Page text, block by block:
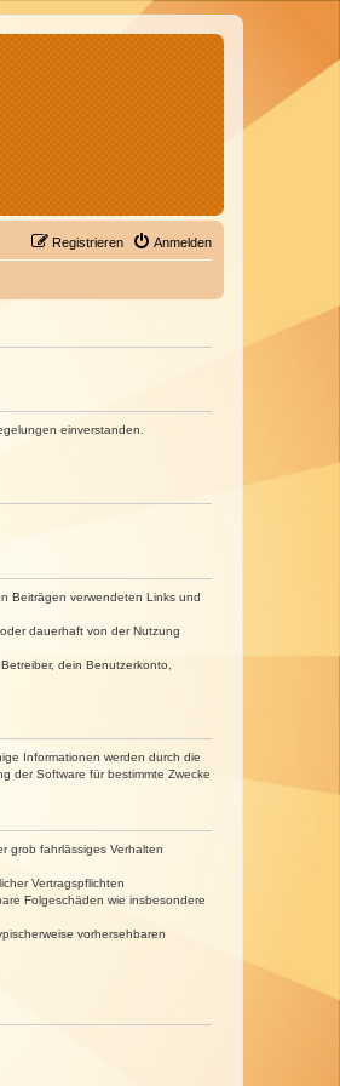
Anmelden
Registrieren
einverstanden.
Beiträgen verwendeten Links und
dauerhaft von der Nutzung
dein Benutzerkonto,
Informationen werden durch die
der Software für bestimmte Zwecke
grob fahrlässiges Verhalten
Vertragspflichten
Folgeschäden wie insbesondere
vorhersehbaren